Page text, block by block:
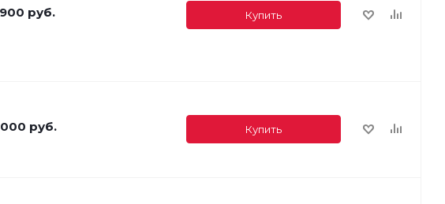
руб. Купить
руб. Купить